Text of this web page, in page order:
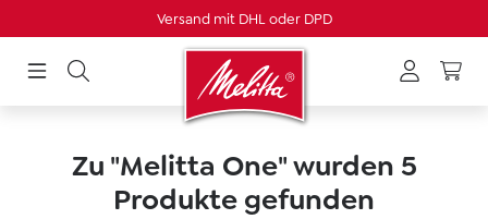
Versand mit DHL oder DPD
Zu "Melitta One" wurden 5
Produkte gefunden